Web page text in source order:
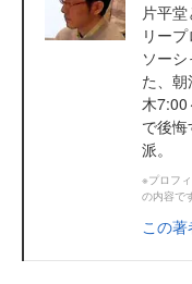
片平
リー
ソー
た、
木7:00
で後
派。
※プロフ
の内容で
この